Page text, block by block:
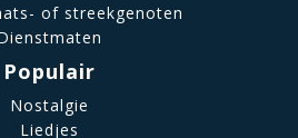
of streekgenoten
Populair
Nostalgie
Liedjes